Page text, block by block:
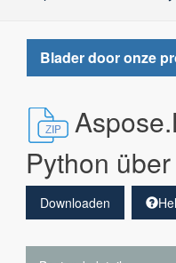
Blader door onze
Python
Downloaden